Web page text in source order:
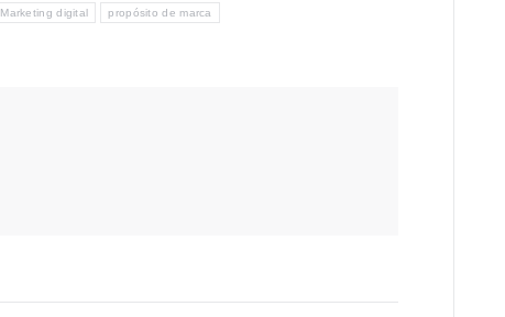
Marketing digital propósito de marca